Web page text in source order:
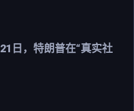
21 日，特朗普在“真实社